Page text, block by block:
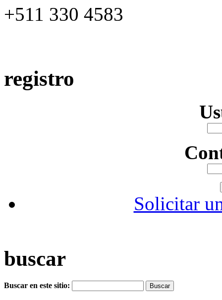
+511 330 4583
registro
Solicitar
buscar
Buscar en este sitio: